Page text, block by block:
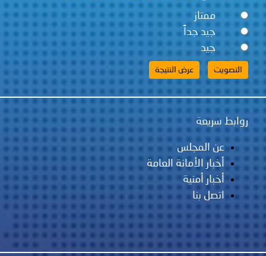
ممتاز
جيد جداً
جيد
سريعة
عن المجلس
أخبار الأمانة العامة
أخبار أمنية
اتصل بنا